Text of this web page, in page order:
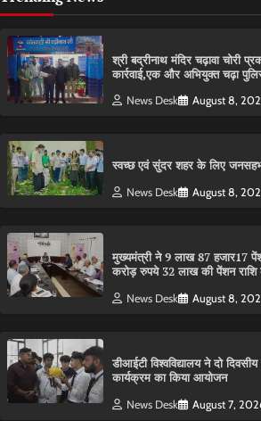
श्री बद्रीनाथ मंदिर चढ़ावा चोरी
कार्रवाई,एक और अभियुक्त चढ़ा
News Desk August 8,
स्वच्छ एवं सुंदर शहर के लिए
News Desk August 8,
मुख्यमंत्री ने 9 लाख 87 हजार17
करोड़ रुपये 32 लाख की पेंशन राशि
News Desk August 8,
डीआईटी विश्वविद्यालय ने दो
कार्यक्रम का किया आयोजन
News Desk August 7,